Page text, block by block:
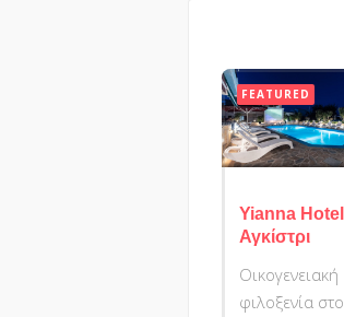
FEATURED
Yianna Hotel
Αγκίστρι
Οικογενειακή
φιλοξενία στο